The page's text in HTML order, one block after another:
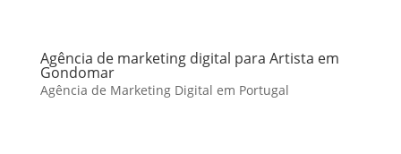
Agência de marketing digital para Artista em
Gondomar
Agência de Marketing Digital em Portugal